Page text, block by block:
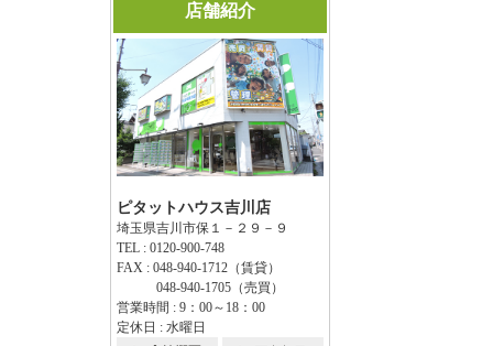
店舗紹介
ピタットハウス吉川店
埼玉県吉川市保１－２９－９
TEL : 0120-900-748
FAX : 048-940-1712（賃貸）
048-940-1705（売買）
営業時間 : 9：00～18：00
定休日 : 水曜日